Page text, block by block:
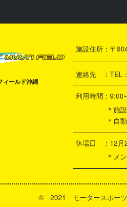
ィールド沖縄
施設住所：〒
連絡先 ：TEL
利用時間：
＊施設開場
＊自動車走
休場日 ：12月
＊メンテナン
©️ 2021 モータースポーツ